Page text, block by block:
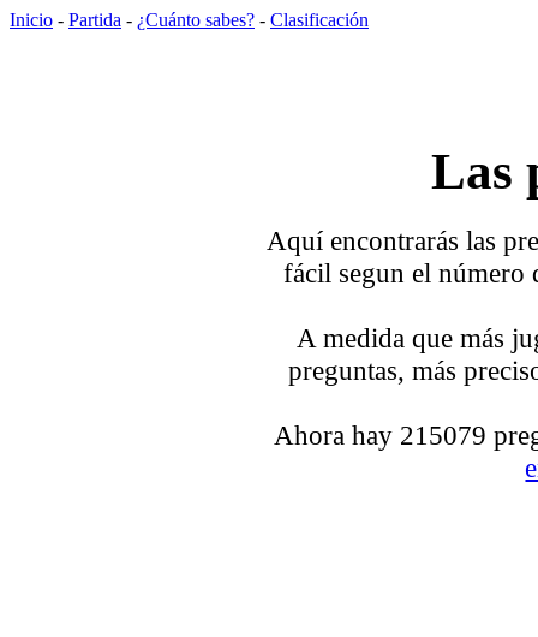
Inicio - Partida - ¿Cuánto sabes? - Clasificación
Las
Aquí encontrarás las
fácil segun el número
A medida que más
preguntas, más
Ahora hay 215079